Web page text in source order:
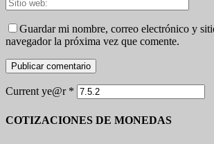
Guardar mi nombre, correo electrónico y
navegador la próxima vez que comente.
Current ye@r *
COTIZACIONES DE MONEDAS